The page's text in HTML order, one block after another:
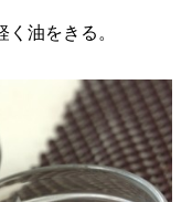
油をきる。